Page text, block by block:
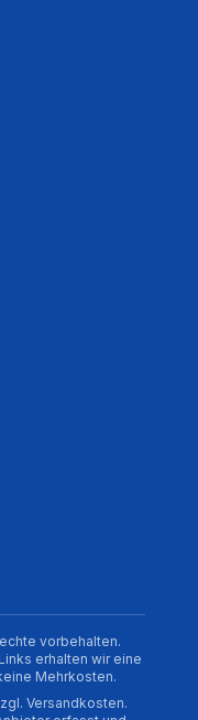
vorbehalten.
erhalten wir eine
Mehrkosten.
Versandkosten.